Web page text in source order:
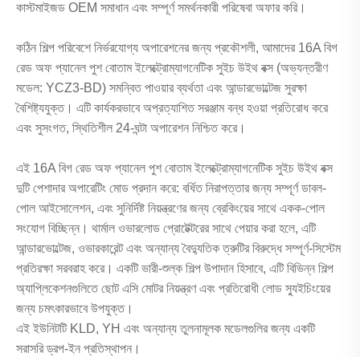
কাস্টমাইজড OEM সমাধান এবং সম্পূর্ণ সমর্থনকারী পরিষেবা অফার করি।
কঠিন শিল্প পরিবেশে নির্ভরযোগ্য অপারেশনের জন্য প্রকৌশলী, আমাদের 16A বিগ
রেড অফ প্যানেল পুশ বোতাম ইলেক্ট্রোম্যাগনেটিক সুইচ উইথ বক্স (অভ্যন্তরীণ
মডেল: YCZ3-BD) সমন্বিত পাওয়ার ব্যর্থতা এবং আন্ডারভোল্টেজ সুরক্ষা
বৈশিষ্ট্যযুক্ত। এটি কার্যকরভাবে অপ্রত্যাশিত সরঞ্জাম বন্ধ হওয়া প্রতিরোধ করে
এবং সুসংগত, স্থিতিশীল 24-ঘন্টা অপারেশন নিশ্চিত করে।
এই 16A বিগ রেড অফ প্যানেল পুশ বোতাম ইলেক্ট্রোম্যাগনেটিক সুইচ উইথ বক্স
দুটি পেশাদার অপারেটিং মোড প্রদান করে: বর্ধিত নিরাপত্তার জন্য সম্পূর্ণ ডাবল-
পোল আইসোলেশন, এবং সুনির্দিষ্ট নিয়ন্ত্রণের জন্য ব্রেকিংয়ের সাথে একক-পোল
সংযোগ বিচ্ছিন্ন। থার্মাল ওভারলোড প্রোটেক্টরের সাথে পেয়ার করা হলে, এটি
আন্ডারভোল্টেজ, ওভারকারেন্ট এবং অন্যান্য বৈদ্যুতিক ত্রুটির বিরুদ্ধে সম্পূর্ণ-সিস্টেম
প্রতিরক্ষা সরবরাহ করে। একটি ভারী-শুল্ক শিল্প উপাদান হিসাবে, এটি বিভিন্ন শিল্প
অ্যাপ্লিকেশনগুলিতে ছোট এসি মোটর নিয়ন্ত্রণ এবং প্রতিরোধী লোড স্যুইচিংয়ের
জন্য চমৎকারভাবে উপযুক্ত।
এই ইউনিটটি KLD, YH এবং অন্যান্য তুলনামূলক মডেলগুলির জন্য একটি
সরাসরি ড্রপ-ইন প্রতিস্থাপন।